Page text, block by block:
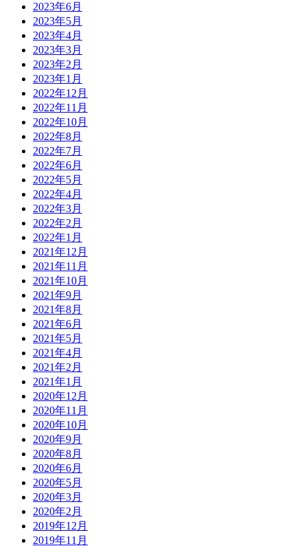
2023年6月
2023年5月
2023年4月
2023年3月
2023年2月
2023年1月
2022年12月
2022年11月
2022年10月
2022年8月
2022年7月
2022年6月
2022年5月
2022年4月
2022年3月
2022年2月
2022年1月
2021年12月
2021年11月
2021年10月
2021年9月
2021年8月
2021年6月
2021年5月
2021年4月
2021年2月
2021年1月
2020年12月
2020年11月
2020年10月
2020年9月
2020年8月
2020年6月
2020年5月
2020年3月
2020年2月
2019年12月
2019年11月